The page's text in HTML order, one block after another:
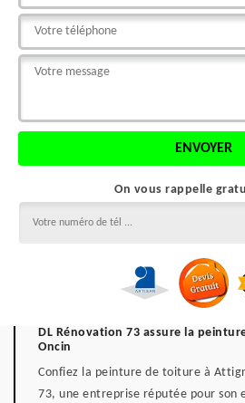
On vous rappelle
DL Rénovation 73 assure la
Oncin
Confiez la peinture de toiture à
73, une entreprise réputée pour son